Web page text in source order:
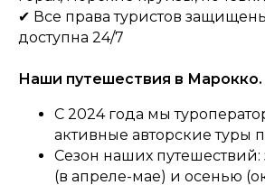
✔ Все права туристов
доступна 24/7
Наши путешествия в Марокко.
С 2024 года мы
активные авторские туры
Сезон наших путешествий:
(в апреле-мае) и осенью